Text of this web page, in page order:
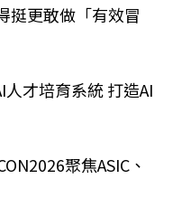
挺更敢做「有效冒
才培育系統 打造AI
聚焦ASIC、